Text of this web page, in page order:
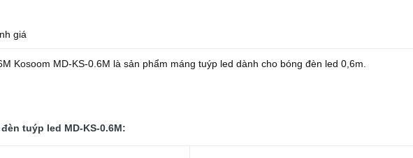
giá
Kosoom MD-KS-0.6M là sản phẩm máng tuýp led dành cho bóng đèn led 0,6m.
tuýp led MD-KS-0.6M: